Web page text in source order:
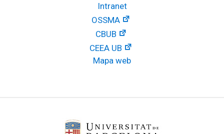
Intranet
OSSMA
CBUB
CEEA UB
Mapa web